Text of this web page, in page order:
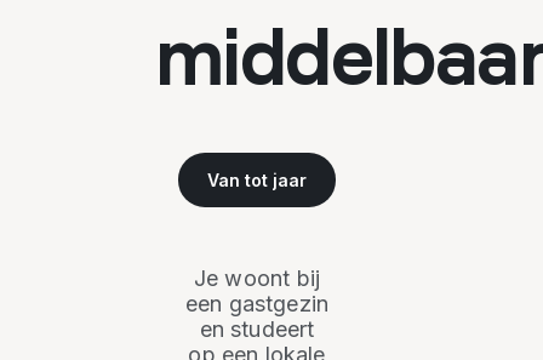
Van tot jaar
Je woont bij
een gastgezin
en studeert
op een lokale